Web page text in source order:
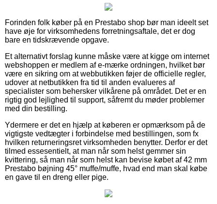
Forinden folk køber på en Prestabo shop bør man ideelt set
have øje for virksomhedens forretningsaftale, det er dog
bare en tidskrævende opgave.
Et alternativt forslag kunne måske være at kigge om internet
webshoppen er medlem af e-mærke ordningen, hvilket bør
være en sikring om at webbutikken føjer de officielle regler,
udover at netbutikken fra tid til anden evalueres af
specialister som behersker vilkårene på området. Det er en
rigtig god lejlighed til support, såfremt du møder problemer
med din bestilling.
Ydermere er det en hjælp at køberen er opmærksom på de
vigtigste vedtægter i forbindelse med bestillingen, som fx
hvilken returneringsret virksomheden benytter. Derfor er det
tilmed essesentielt, at man når som helst gemmer sin
kvittering, så man når som helst kan bevise købet af 42 mm
Prestabo bøjning 45° muffe/muffe, hvad end man skal købe
en gave til en dreng eller pige.